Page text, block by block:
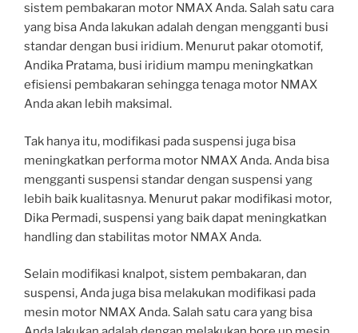
sistem pembakaran motor NMAX Anda. Salah satu cara
yang bisa Anda lakukan adalah dengan mengganti busi
standar dengan busi iridium. Menurut pakar otomotif,
Andika Pratama, busi iridium mampu meningkatkan
efisiensi pembakaran sehingga tenaga motor NMAX
Anda akan lebih maksimal.
Tak hanya itu, modifikasi pada suspensi juga bisa
meningkatkan performa motor NMAX Anda. Anda bisa
mengganti suspensi standar dengan suspensi yang
lebih baik kualitasnya. Menurut pakar modifikasi motor,
Dika Permadi, suspensi yang baik dapat meningkatkan
handling dan stabilitas motor NMAX Anda.
Selain modifikasi knalpot, sistem pembakaran, dan
suspensi, Anda juga bisa melakukan modifikasi pada
mesin motor NMAX Anda. Salah satu cara yang bisa